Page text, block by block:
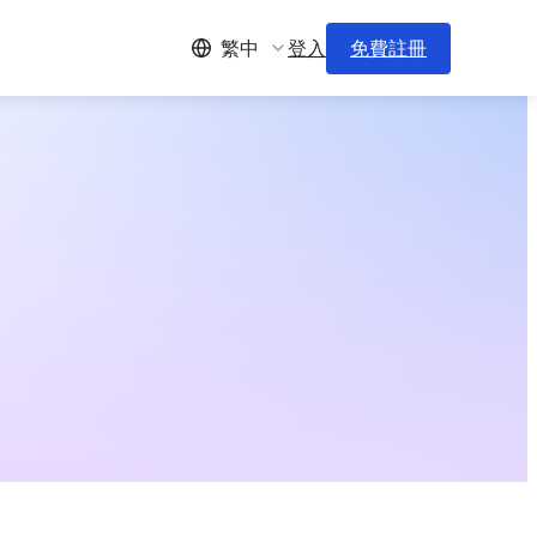
繁中 登入 免費註冊